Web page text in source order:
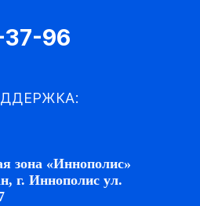
96
зона «Иннополис»
г. Иннополис ул.